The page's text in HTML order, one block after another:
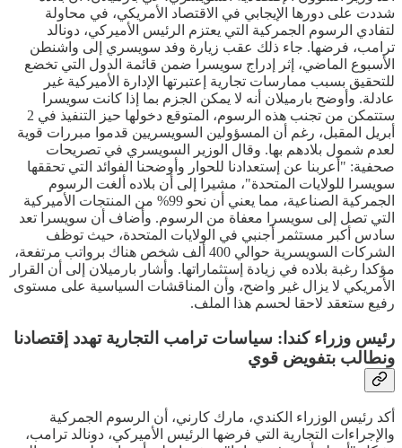
شددت على دورها الإيجابي في الاقتصاد الأمريكي، في محاولة
لتفادي الرسوم الجمركية التي يعتزم الرئيس الأميركي، دونالد
ترامب، فرضها. جاء ذلك عقب زيارة وفد سويسري إلى واشنطن
الأسبوع الماضي، إثر إدراج سويسرا ضمن قائمة الدول التي تخضع
للتحقيق بسبب ممارسات تجارية إعتبرتها الإدارة الأميركية غير
عادلة. وأوضح بارميلان أنه لا يمكن الجزم بما إذا كانت سويسرا
ستتمكن من تجنب هذه الرسوم، المتوقع دخولها حيز التنفيذ في 2
أبريل المقبل، رغم أن المسؤولين السويسريين قدموا مبررات قوية
لعدم شمول بلادهم بها. وقال الوزير السويسري في تصريحات
صحفية: "أعربنا عن إستعدادنا للحوار وأوضحنا الفوائد التي تحققها
سويسرا للولايات المتحدة"، مشيرا إلى أن بلاده ألغت الرسوم
الجمركية الصناعية، مما يعني أن نحو 99% من المنتجات الأميركية
التي تصل إلى سويسرا معفاة من الرسوم. وأضاف أن سويسرا تعد
سادس أكبر مستثمر أجنبي في الولايات المتحدة، حيث توظف
الشركات السويسرية حوالي 400 ألف شخص هناك برواتب مرتفعة،
مؤكدا رغبة بلاده في زيادة إستثماراتها. وأشار بارميلان إلى أن القرار
الأمريكي لا يزال غير واضح، وأن المناقشات السياسية على مستوى
رفيع ستعقد لاحقا لحسم هذا الملف.
رئيس وزراء كندا: سياسات ترامب التجارية تهدد إقتصادنا
ونطالب بتفويض قوي
أكد رئيس الوزراء الكندي، مارك كارني، أن الرسوم الجمركية
والإجراءات التجارية التي فرضها الرئيس الأميركي، دونالد ترامب،